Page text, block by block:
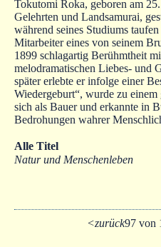
Tokutomi Roka, geboren am
Gelehrten und Landsamurai,
während seines Studiums
Mitarbeiter eines von seinem
1899 schlagartig Berühmtheit
melodramatischen Liebes- und
später erlebte er infolge einer
Wiedergeburt“, wurde zu
sich als Bauer und erkannte in
Bedrohungen wahrer
Alle Titel
Natur und Menschenleben
<zurück97 von